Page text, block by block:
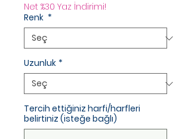
Net %30 Yaz İndirimi!
Renk *
Uzunluk *
Tercih ettiğiniz harfi/harfleri
belirtiniz (isteğe bağlı)